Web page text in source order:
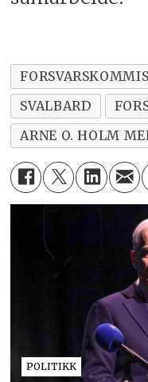
SVALBARD
ARNE O. HOLM
POLITIKK